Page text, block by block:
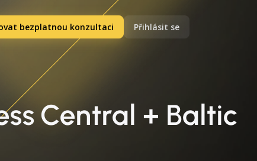
bezplatnou konzultaci Přihlásit se
Central + Baltic